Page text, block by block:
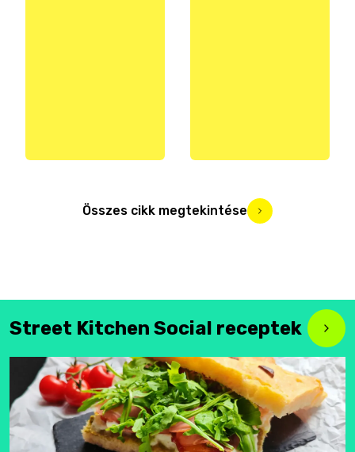
Összes cikk megtekintése
Street Kitchen Social receptek